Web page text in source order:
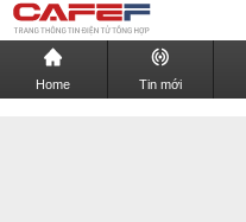
Home Tin mới